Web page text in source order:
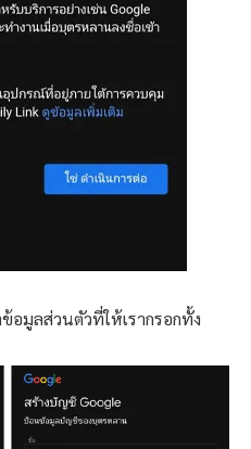
อมูลส่วนตัวที่ให้เรากรอกทั้ง